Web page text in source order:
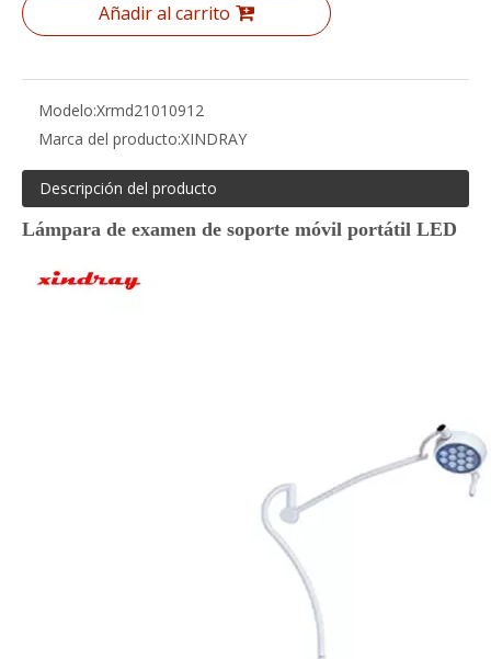
Añadir al carrito
Modelo:Xrmd21010912
Marca del producto:XINDRAY
Descripción del producto
Lámpara de examen de soporte móvil portátil LED